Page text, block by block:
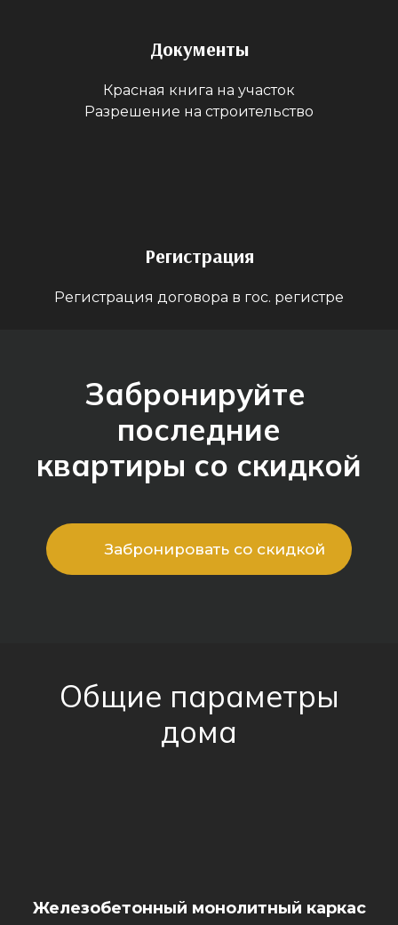
Документы
Красная книга на участок
Разрешение на строительство
Регистрация
Регистрация договора в гос. регистре
Забронируйте
последние
квартиры со скидкой
Забронировать со скидкой
Общие параметры
дома
Железобетонный монолитный каркас